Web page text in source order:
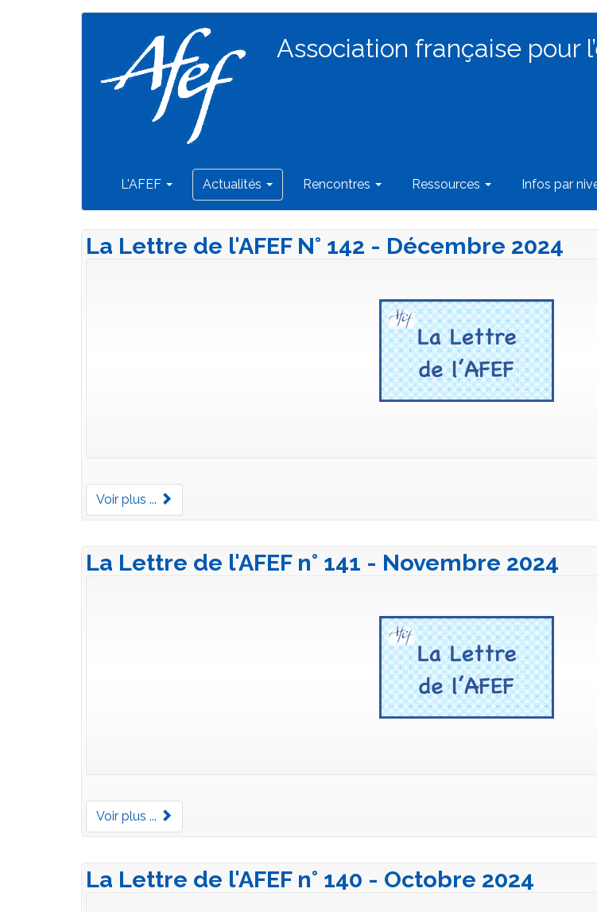
Association française pour
Navigation
principale
L'AFEF Actualités Rencontres Ressources Infos par
La Lettre de l'AFEF N° 142 - Décembre 2024
Voir plus ...
La Lettre de l'AFEF n° 141 - Novembre 2024
Voir plus ...
La Lettre de l'AFEF n° 140 - Octobre 2024